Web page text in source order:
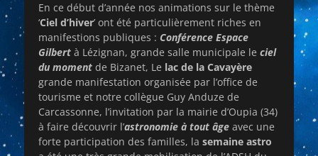
En ce début d’année nos animations sur le thème
‘Ciel d’hiver’ ont été particulièrement riches en
manifestions publiques : Conférence Espace
Gilbert à Lézignan, grande salle municipale le ciel
du moment de Bizanet, Le lac de la Cavayère
grande manifestation organisée par l’office de
tourisme et notre collègue Guy Anduze de
Carcassonne, l’invitation par la mairie d’Oupia (34)
à faire découvrir l’astronomie à tout âge avec une
forte participation des familles, la semaine astro